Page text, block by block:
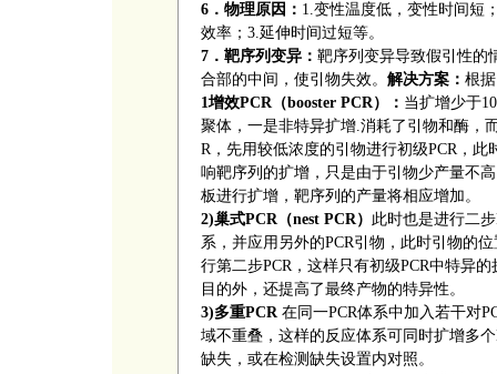
6 ．物理原因： 1.变性温度低，变性时间短
效率； 3.延伸时间过短等。
7 ．靶序列变异： 靶序列变异导致假引性的
合部的中间，使引物失效。 解决方案： 根
1增效PCR（booster PCR）： 当扩增少于
聚体，一是非特异扩增.消耗了引物和酶，
R，先用较低浓度的引物进行初级PCR，此
响靶序列的扩增，只是由于引物少产量不
板进行扩增，靶序列的产量将相应增加。
2)巢式PCR（nest PCR） 此时也是进行二步
系，并应用另外的PCR引物，此时引物的
行第二步PCR，这样只有初级PCR中特异的
目的外，还提高了最终产物的特异性。
3)多重PCR 在同一PCR体系中加入若干对
域不重叠，这样的反应体系可同时扩增多个
缺失，或在检测缺失设置内对照。